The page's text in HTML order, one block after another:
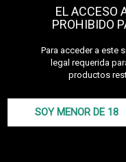
EL ACCESO
PROHIBIDO
Para acceder a este
legal requerida
productos
SOY MENOR DE 18
En stock • Entrega en 24H
Schmand Weg Cleaning